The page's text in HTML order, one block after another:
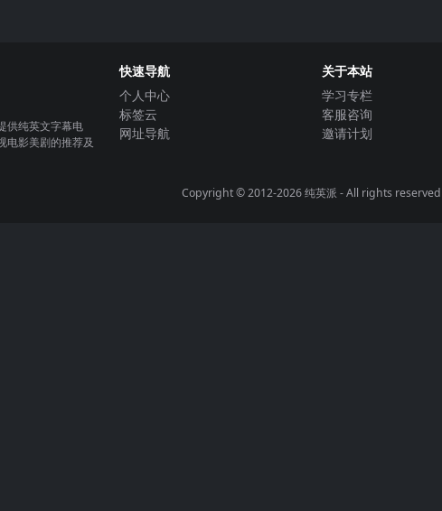
供纯英文字幕电
电影美剧的推荐及
快速导航
个人中心
标签云
网址导航
关于本站
学习专栏
客服咨询
邀请计划
Copyright © 2012-2026纯英派 - All rights reserved